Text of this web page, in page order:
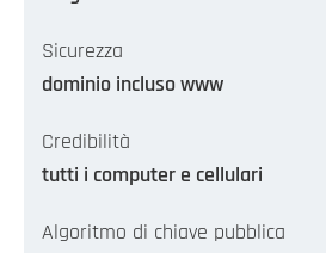
Sicurezza
dominio incluso www
Credibilità
tutti i computer e cellulari
Algoritmo di chiave pubblica